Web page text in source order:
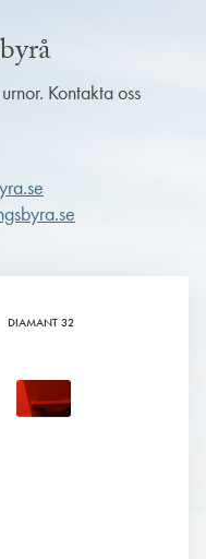
Kontakta oss
DIAMANT 32